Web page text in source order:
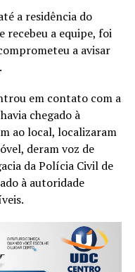
a residência do
recebeu a equipe, foi
a avisar
em contato com a
chegado à
ao local, localizaram
deram voz de
da Polícia Civil de
à autoridade